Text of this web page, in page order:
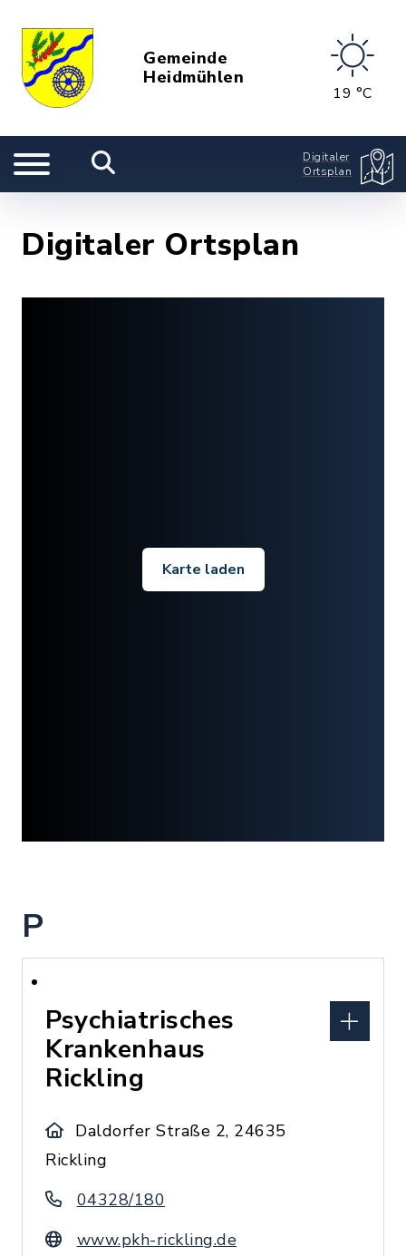
Gemeinde
Heidmühlen
19 °C
Digitaler
Ortsplan
Digitaler Ortsplan
Karte laden
P
Psychiatrisches
Krankenhaus
Rickling
Daldorfer Straße 2, 24635
Rickling
04328/180
www.pkh-rickling.de